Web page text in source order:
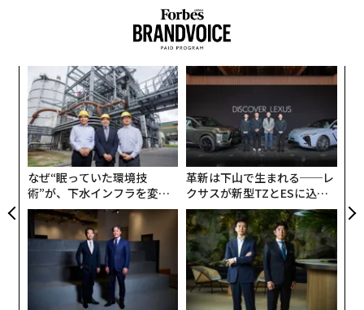
戦略には余白が必要である
戦略的思考は、会議と会議の合間に生まれるものではな
い。過密な予定表や、空になった受信箱の副産物でもな
い。戦略には余白が必要である。
難しいのは、ほとんどの組織が意図せずしてその余白を
なくすように設計されていることだ。リーダーは、即応
性、対応可能性、即時の問題解決によって評価される。
こうした期待は時間とともに、絶え間ない活動が有効性
と取り違えられる文化を生み出す。
おそらく最も重要な違いは、活動とインパクトは同じで
はないという点である。
なぜ“眠っていた環境技
術”が、下水インフラを変え
たのか──産総研×月島JFE
アクアソリューションの10年
革新は下山で生まれる──レ
クサスが新型TZとESに込め
た「DISCOVER」の哲学